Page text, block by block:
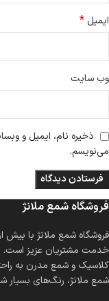
ایمیل *
وب‌ سایت
ذخیره نام، ایمیل و
می‌نویسم.
فروشگاه شمع ملانژ
خدمت مشتریان عزیز است.
کلاسیک و شمع مدرن به
شمع ملانژ، رنگ‌های